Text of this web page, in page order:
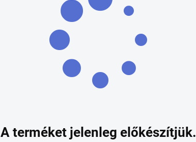
A terméket jelenleg előkészítjük.